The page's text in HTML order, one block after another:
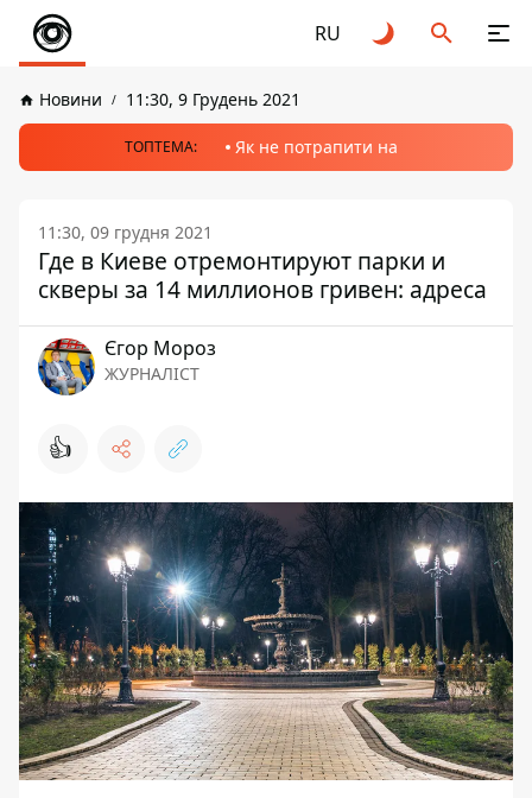
RU
Новини 11:30, 9 Грудень 2021
ТОПТЕМА: Як не потрапити на
11:30, 09 грудня 2021
Где в Киеве отремонтируют парки и
скверы за 14 миллионов гривен: адреса
Єгор Мороз
ЖУРНАЛІСТ
👍